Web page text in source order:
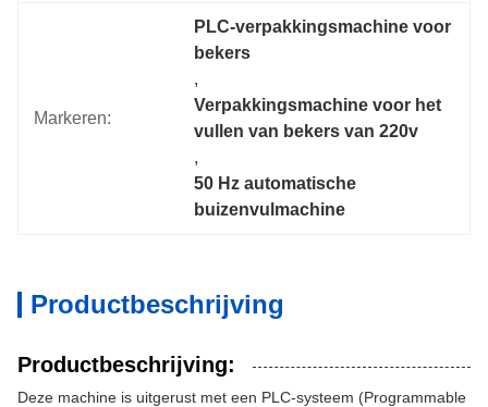
Markeren:
PLC-verpakkingsmachine voor
bekers
,
Verpakkingsmachine voor het
vullen van bekers van 220v
,
50 Hz automatische
buizenvulmachine
Productbeschrijving
Productbeschrijving:
Deze machine is uitgerust met een PLC-systeem (Programmable